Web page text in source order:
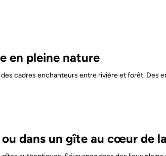
en pleine nature
cadres enchanteurs entre rivière et forêt. Des
dans un gîte au cœur de